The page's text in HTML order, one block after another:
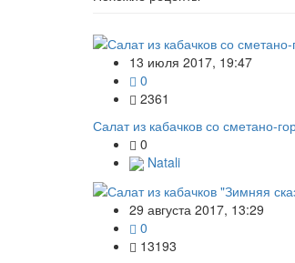
13 июля 2017, 19:47
0
2361
Салат из кабачков со сметано-
0
Natali
29 августа 2017, 13:29
0
13193